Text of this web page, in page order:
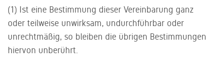
(1) Ist eine Bestimmung dieser Vereinbarung ganz
oder teilweise unwirksam, undurchführbar oder
unrechtmäßig, so bleiben die übrigen Bestimmungen
hiervon unberührt.